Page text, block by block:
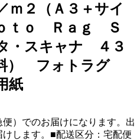
２（Ａ３＋サイ
ｔｏ Ｒａｇ Ｓ
・スキャナ ４３
） フォトラグ
紙
）でのお届けになります。出
します。■配送区分：宅配便